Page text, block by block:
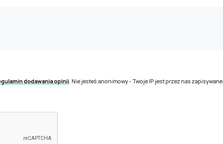
dodawania opinii . Nie jesteś anonimowy - Twoje IP jest przez nas zapisywane.